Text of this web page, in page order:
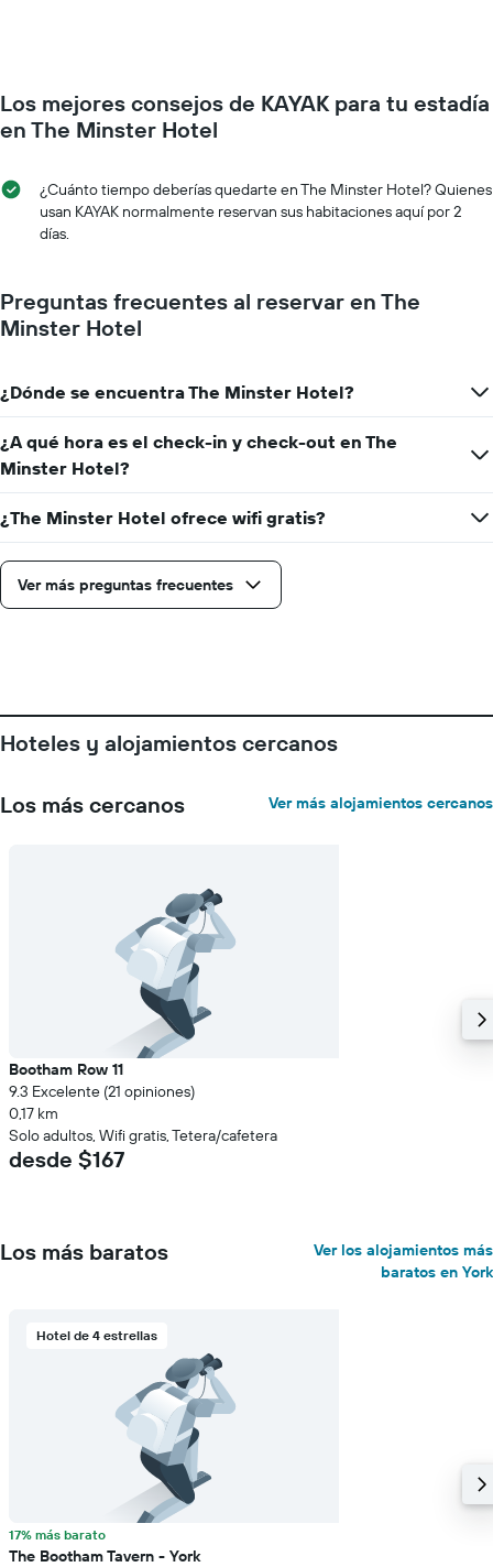
Los mejores consejos de KAYAK para tu estadía
en The Minster Hotel
¿Cuánto tiempo deberías quedarte en The Minster Hotel? Quienes
usan KAYAK normalmente reservan sus habitaciones aquí por 2
días.
Preguntas frecuentes al reservar en The
Minster Hotel
¿Dónde se encuentra The Minster Hotel?
¿A qué hora es el check-in y check-out en The
Minster Hotel?
¿The Minster Hotel ofrece wifi gratis?
Ver más preguntas frecuentes
Hoteles y alojamientos cercanos
Los más cercanos Ver más alojamientos cercanos
Bootham Row 11
9.3 Excelente (21 opiniones)
0,17 km
Solo adultos, Wifi gratis, Tetera/cafetera
desde $167
Los más baratos
Ver los alojamientos más
baratos en York
Hotel de 4 estrellas
17% más barato
The Bootham Tavern - York